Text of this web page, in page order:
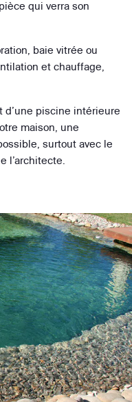
qui verra son
baie vitrée ou
et chauffage,
d’une piscine intérieure
maison, une
surtout avec le
l’architecte.